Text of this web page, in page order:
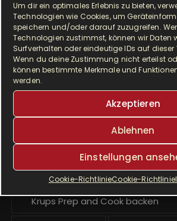
Um dir ein optimales Erlebnis zu bieten,
Technologien wie Cookies, um
speichern und/oder darauf zuzugreifen.
Technologien zustimmst, können wir Daten
Surfverhalten oder eindeutige IDs auf dieser
Wenn du deine Zustimmung nicht erteilst
können bestimmte Merkmale und
werden.
Akzeptieren
Ablehnen
Einstellungen
Cookie-RichtlinieCookie-Richtlinie
Hauptgericht Hefe
HP5031
I Prep & Cook Gourmet
Krups Krups Master
Krups Prep & Cook
Krups Prep & Cook
Krups Prep and
Krups Prep and Cook backen